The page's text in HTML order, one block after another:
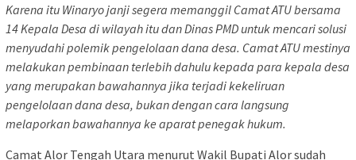
Karena itu Winaryojanji segera memanggil Camat ATU bersama
14 Kepala Desa di wilayah itu dan Dinas PMD untuk mencari solusi
menyudahi polemik pengelolaan dana desa. Camat ATU mestinya
melakukan pembinaan terlebih dahulu kepada para kepala desa
yang merupakan bawahannya jika terjadi kekeliruan
pengelolaan dana desa, bukan dengan cara langsung
melaporkan bawahannya ke aparat penegak hukum.
Camat Alor Tengah Utara menurut Wakil Bupati Alor sudah